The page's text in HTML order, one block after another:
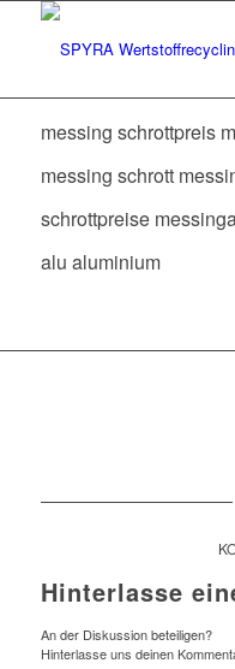
messing schrottpreis
messing schrott
schrottpreise
alu aluminium
Hinterlasse
An der Diskussion beteiligen?
Hinterlasse uns deinen